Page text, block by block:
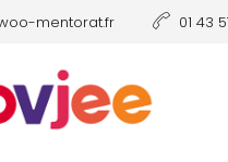
mentorat.fr 01 43